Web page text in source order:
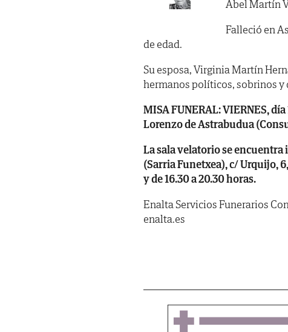
Abel Martín
Falleció en
de edad.
Su esposa, Virginia Martín
hermanos políticos, sobrinos y
MISA FUNERAL: VIERNES,
Lorenzo de Astrabudua
La sala velatorio se encuentra
(Sarria Funetxea), c/ Urquijo,
y de 16.30 a 20.30 horas.
Enalta Servicios Funerarios
enalta.es